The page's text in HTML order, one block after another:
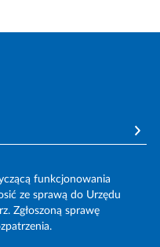
funkcjonowania
ze sprawą do Urzędu
Zgłoszoną sprawę